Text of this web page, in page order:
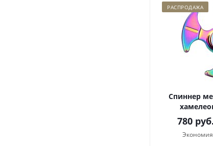
РАСПРОДАЖА
Спиннер
780руб.
Экономия